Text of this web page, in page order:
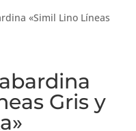
«Simil Lino Líneas
Gris y